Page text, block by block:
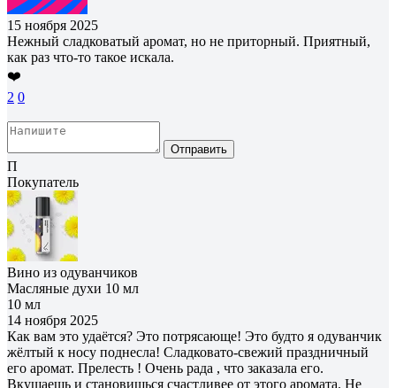
15 ноября 2025
Нежный сладковатый аромат, но не приторный. Приятный,
как раз что-то такое искала.
❤️
2 0
Отправить
П
Покупатель
Вино из одуванчиков
Масляные духи 10 мл
10 мл
14 ноября 2025
Как вам это удаётся? Это потрясающе! Это будто я одуванчик
жёлтый к носу поднесла! Сладковато-свежий праздничный
его аромат. Прелесть ! Очень рада , что заказала его.
Вкушаешь и становишься счастливее от этого аромата. Не